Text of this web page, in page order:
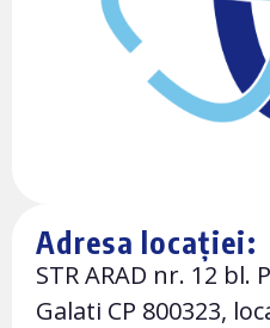
Adresa locației:
STR ARAD nr. 12 bl.
Galati CP 800323,